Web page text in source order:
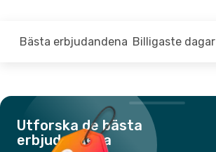
Bästa erbjudandena Billigaste dagar
Utforska de bästa
erbjudandena